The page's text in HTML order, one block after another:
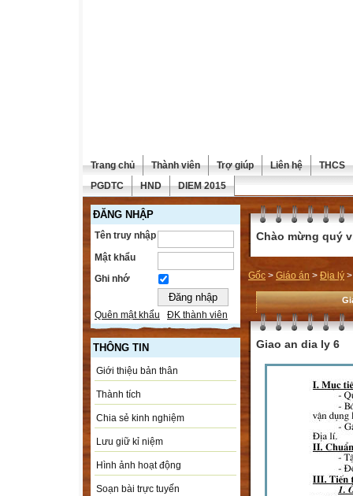
Trang chủ Thành viên Trợ giúp Liên hệ
THCS
PGDTC
HND DIEM 2015
ĐĂNG NHẬP
Tên truy nhập
Mật khẩu
Ghi nhớ
Quên mật khẩu ĐK thành viên
THÔNG TIN
Giới thiệu bản thân
Thành tích
Chia sẻ kinh nghiệm
Lưu giữ kỉ niệm
Hình ảnh hoạt động
Soạn bài trực tuyến
Chào mừng quý
Gốc > Giáo án > Địa lý
Giao an dia ly 6